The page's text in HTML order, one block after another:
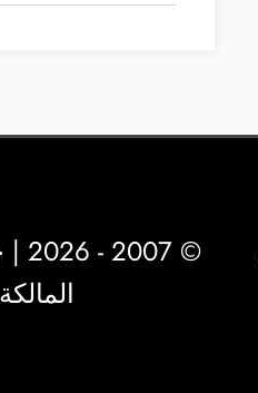
© 2007 - 2026 | جميع الحقوق محفوظة لشركة